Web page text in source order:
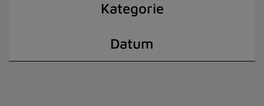
Kategorie
Datum